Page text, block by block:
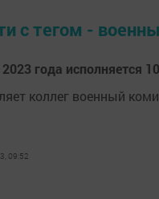
с тегом -
2023 года исполняется
коллег военный
09:52